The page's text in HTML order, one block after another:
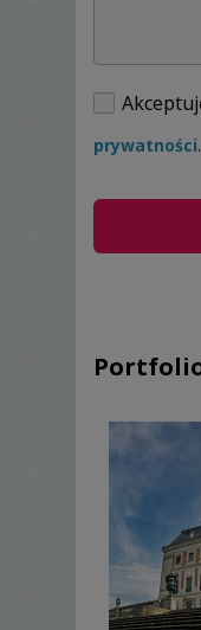
albumów
produktów
Zazwyczaj
chętnie
Byłbym
możliwość
PONIŻEJ
-
niespodzianka
1 Pakiet
zdjęć oraz
prywatności.